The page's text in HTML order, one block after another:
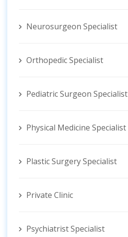
Neurosurgeon Specialist
Orthopedic Specialist
Pediatric Surgeon Specialist
Physical Medicine Specialist
Plastic Surgery Specialist
Private Clinic
Psychiatrist Specialist